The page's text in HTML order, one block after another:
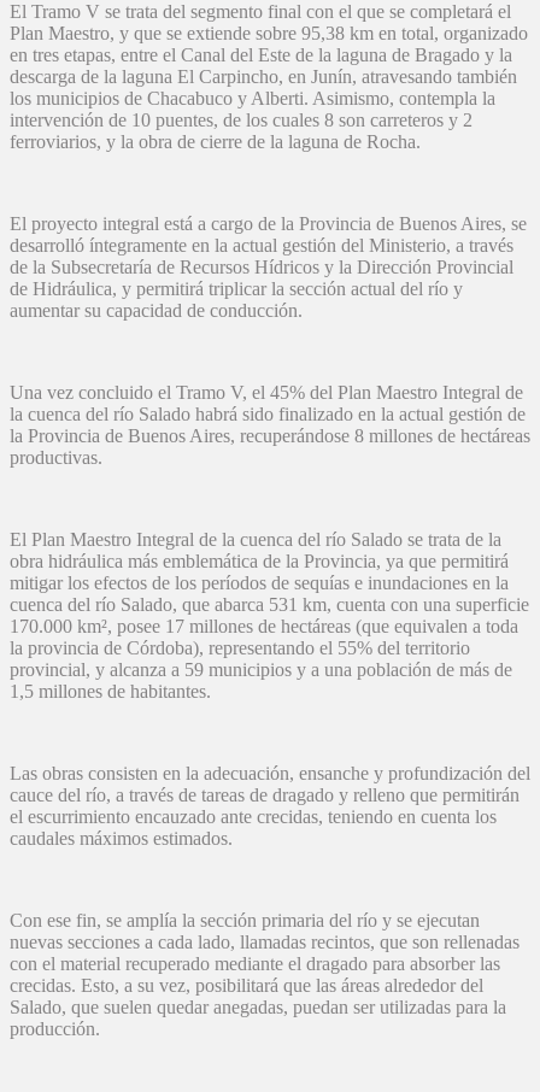
El Tramo V se trata del segmento final con el que se completará el
Plan Maestro, y que se extiende sobre 95,38 km en total, organizado
en tres etapas, entre el Canal del Este de la laguna de Bragado y la
descarga de la laguna El Carpincho, en Junín, atravesando también
los municipios de Chacabuco y Alberti. Asimismo, contempla la
intervención de 10 puentes, de los cuales 8 son carreteros y 2
ferroviarios, y la obra de cierre de la laguna de Rocha.
El proyecto integral está a cargo de la Provincia de Buenos Aires, se
desarrolló íntegramente en la actual gestión del Ministerio, a través
de la Subsecretaría de Recursos Hídricos y la Dirección Provincial
de Hidráulica, y permitirá triplicar la sección actual del río y
aumentar su capacidad de conducción.
Una vez concluido el Tramo V, el 45% del Plan Maestro Integral de
la cuenca del río Salado habrá sido finalizado en la actual gestión de
la Provincia de Buenos Aires, recuperándose 8 millones de hectáreas
productivas.
El Plan Maestro Integral de la cuenca del río Salado se trata de la
obra hidráulica más emblemática de la Provincia, ya que permitirá
mitigar los efectos de los períodos de sequías e inundaciones en la
cuenca del río Salado, que abarca 531 km, cuenta con una superficie
170.000 km², posee 17 millones de hectáreas (que equivalen a toda
la provincia de Córdoba), representando el 55% del territorio
provincial, y alcanza a 59 municipios y a una población de más de
1,5 millones de habitantes.
Las obras consisten en la adecuación, ensanche y profundización del
cauce del río, a través de tareas de dragado y relleno que permitirán
el escurrimiento encauzado ante crecidas, teniendo en cuenta los
caudales máximos estimados.
Con ese fin, se amplía la sección primaria del río y se ejecutan
nuevas secciones a cada lado, llamadas recintos, que son rellenadas
con el material recuperado mediante el dragado para absorber las
crecidas. Esto, a su vez, posibilitará que las áreas alrededor del
Salado, que suelen quedar anegadas, puedan ser utilizadas para la
producción.